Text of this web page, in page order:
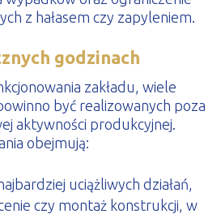
z hałasem czy zapyleniem.
godzinach
zakładu, wiele
być realizowanych poza
aktywności produkcyjnej.
obejmują:
uciążliwych działań,
czy montaż konstrukcji, w